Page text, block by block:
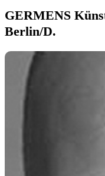
GERMENS
Berlin/D.